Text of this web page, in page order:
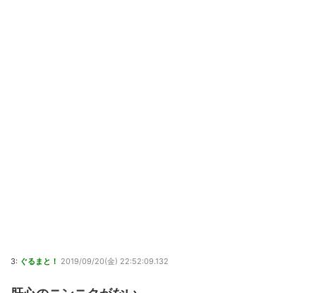
3: ぐるまと！ 2019/09/20(金) 22:52:09.132